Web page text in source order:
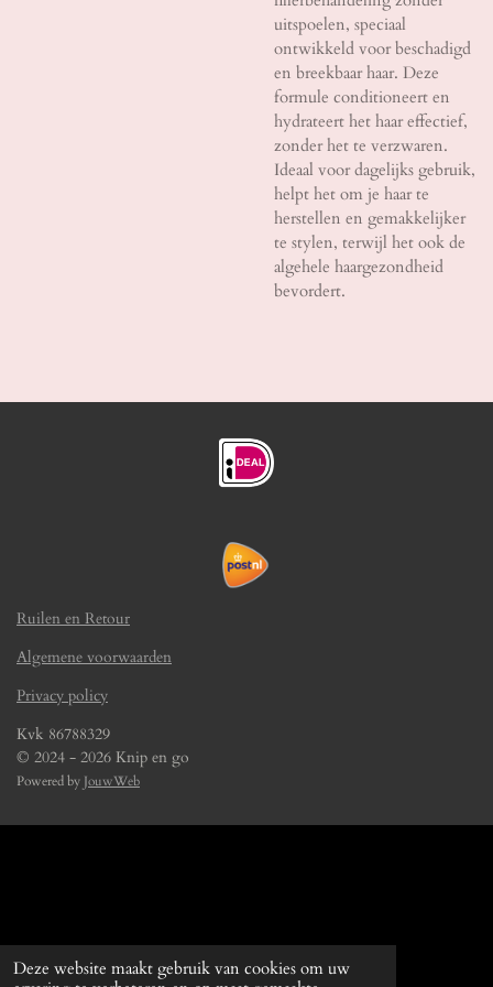
Deze website maakt gebruik van cookies om uw
uitspoelen, speciaal
ontwikkeld voor beschadigd
en breekbaar haar. Deze
formule conditioneert en
hydrateert het haar effectief,
zonder het te verzwaren.
Ideaal voor dagelijks gebruik,
helpt het om je haar te
herstellen en gemakkelijker
te stylen, terwijl het ook de
algehele haargezondheid
bevordert.
Ruilen en Retour
Algemene voorwaarden
Privacy policy
Kvk 86788329
© 2024 - 2026 Knip en go
Powered by JouwWeb